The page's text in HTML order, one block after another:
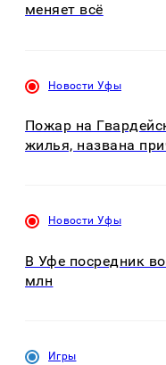
меняет всё
Новости Уфы
Пожар на
жилья, названа
Новости Уфы
В Уфе посредник
млн
Игры